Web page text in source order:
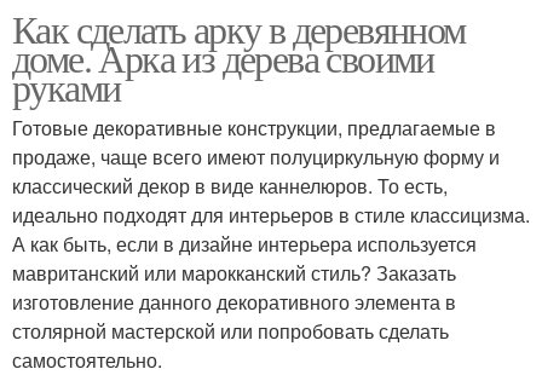
Как сделать арку в деревянном
доме. Арка из дерева своими
руками
Готовые декоративные конструкции, предлагаемые в
продаже, чаще всего имеют полуциркульную форму и
классический декор в виде каннелюров. То есть,
идеально подходят для интерьеров в стиле классицизма.
А как быть, если в дизайне интерьера используется
мавританский или марокканский стиль? Заказать
изготовление данного декоративного элемента в
столярной мастерской или попробовать сделать
самостоятельно.